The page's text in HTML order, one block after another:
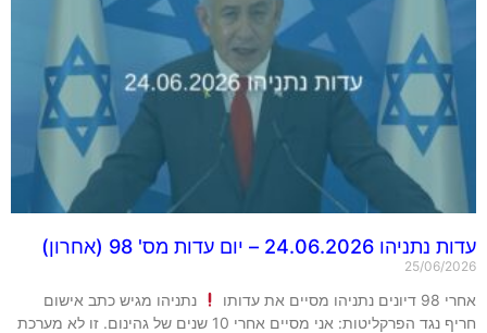
24.06.2026 – יום עדות מס' 98 (אחרון)
25/06/
את עדותו
נתניהו מגיש כתב אישום
חריף נגד הפרקליטות: אני מסיים אחרי 10 שנים של גהינום. זו לא מערכת